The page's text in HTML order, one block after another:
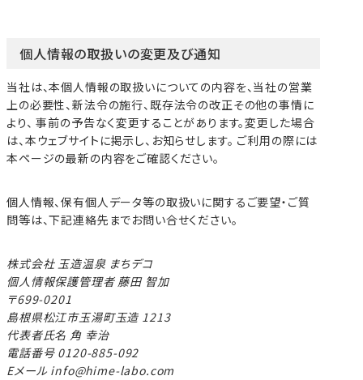
個人情報の取扱いの変更及び通知
当社は、本個人情報の取扱いについての内容を、当社の営業
上の必要性、新法令の施行、既存法令の改正その他の事情に
より、 事前の予告なく変更することがあります。変更した場合
は、本ウェブサイトに掲示し、お知らせします。 ご利用の際には
本ページの最新の内容をご確認ください。
個人情報、保有個人データ等の取扱いに関するご要望・ご質
問等は、下記連絡先までお問い合せください。
株式会社 玉造温泉 まちデコ
個人情報保護管理者 藤田 智加
699-0201
島根県松江市玉湯町玉造 1213
代表者氏名 角 幸治
電話番号 0120-885-092
Eメール info@hime-labo.com